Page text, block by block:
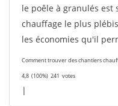
le poêle à granulés est
chauffage le plus
les économies qu'il
Comment trouver des chantiers
4,8 (100%) 241 votes
|